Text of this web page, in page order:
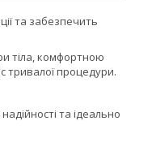
та забезпечить
тіла, комфортною
тривалої процедури.
та ідеально